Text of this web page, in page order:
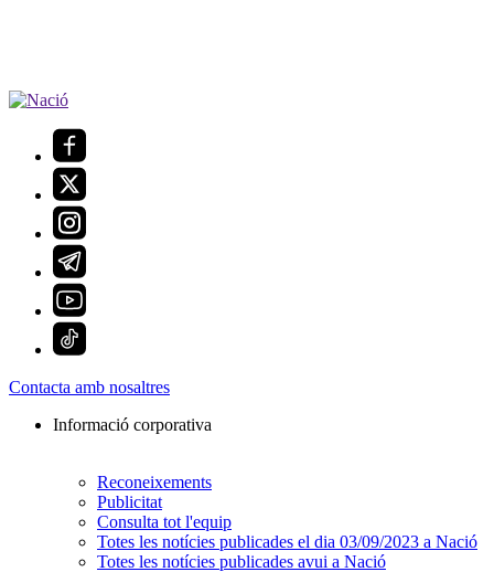
Contacta amb nosaltres
Informació corporativa
Reconeixements
Publicitat
Consulta tot l'equip
Totes les notícies publicades el dia 03/09/2023 a Nació
Totes les notícies publicades avui a Nació